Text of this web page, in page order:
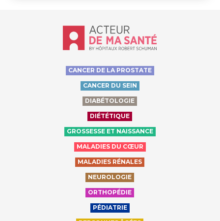
Accueil - Acteur de ma santé, by
CANCER DE LA PROSTATE
CANCER DU SEIN
DIABÉTOLOGIE
DIÉTÉTIQUE
GROSSESSE ET NAISSANCE
MALADIES DU CŒUR
MALADIES RÉNALES
NEUROLOGIE
ORTHOPÉDIE
PÉDIATRIE